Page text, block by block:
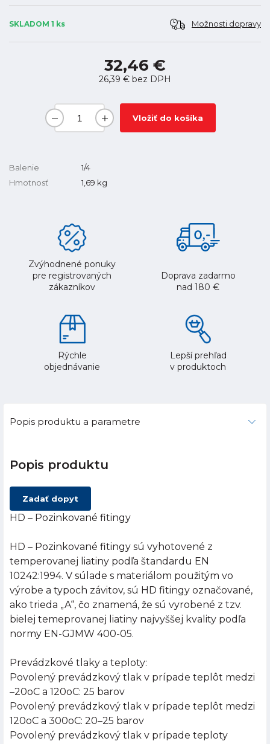
SKLADOM 1 ks Možnosti dopravy
32,46 €
26,39 € bez DPH
Vložiť do košíka
Balenie
1/4
Hmotnosť
1,69 kg
Zvýhodnené ponuky
pre registrovaných
zákazníkov
Doprava zadarmo
nad 180 €
Rýchle
objednávanie
Lepší prehľad
v produktoch
Popis produktu a parametre
Popis produktu
Zadať dopyt
HD – Pozinkované fitingy
HD – Pozinkované fitingy sú vyhotovené z
temperovanej liatiny podľa štandardu EN
10242:1994. V súlade s materiálom použitým vo
výrobe a typoch závitov, sú HD fitingy označované,
ako trieda „A“, čo znamená, že sú vyrobené z tzv.
bielej temeprovanej liatiny najvyššej kvality podľa
normy EN-GJMW 400-05.
Prevádzkové tlaky a teploty:
Povolený prevádzkový tlak v prípade teplôt medzi
–20oC a 120oC: 25 barov
Povolený prevádzkový tlak v prípade teplôt medzi
120oC a 300oC: 20–25 barov
Povolený prevádzkový tlak v prípade teploty